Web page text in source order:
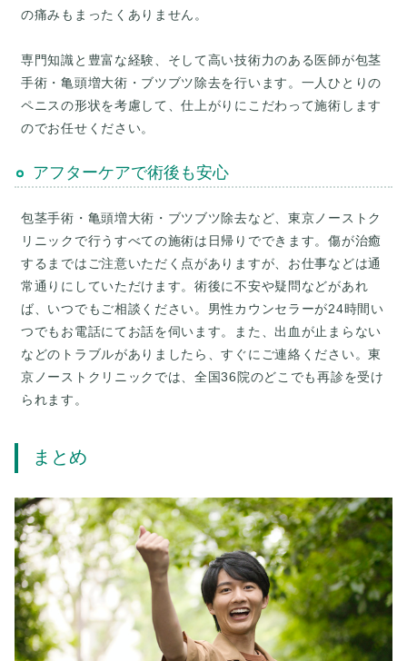
の痛みもまったくありません。
専門知識と豊富な経験、そして高い技術力のある医師が包茎
手術・亀頭増大術・ブツブツ除去を行います。一人ひとりの
ペニスの形状を考慮して、仕上がりにこだわって施術します
アフターケアで術後も安心
包茎手術・亀頭増大術・ブツブツ除去など、東京ノーストク
リニックで行うすべての施術は日帰りでできます。傷が治癒
するまではご注意いただく点がありますが、お仕事などは通
常通りにしていただけます。術後に不安や疑問などがあれ
ば、いつでもご相談ください。男性カウンセラーが24時間い
つでもお電話にてお話を伺います。また、出血が止まらない
などのトラブルがありましたら、すぐにご連絡ください。東
京ノーストクリニックでは、全国36院のどこでも再診を受け
まとめ